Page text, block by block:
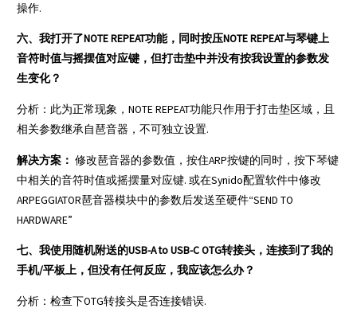
操作.
六、我打开了NOTE REPEAT功能，同时按压NOTE REPEAT与琴键上
音符时值与摇摆值对应键，但打击垫中并没有按我设置的参数发
生变化？
分析：此为正常现象，NOTE REPEAT功能只作用于打击垫区域，且
相关参数继承自琶音器，不可独立设置.
解决方案： 修改琶音器的参数值，按住ARP按键的同时，按下琴键
中相关的音符时值或摇摆量对应键. 或在Synido配置软件中修改
ARPEGGIATOR琶音器模块中的参数后发送至硬件“SEND TO
HARDWARE”
七、我使用随机附送的USB-A to USB-C OTG转接头，连接到了我的
手机/平板上，但没有任何反应，我应该怎么办？
分析：检查下OTG转接头是否连接错误.